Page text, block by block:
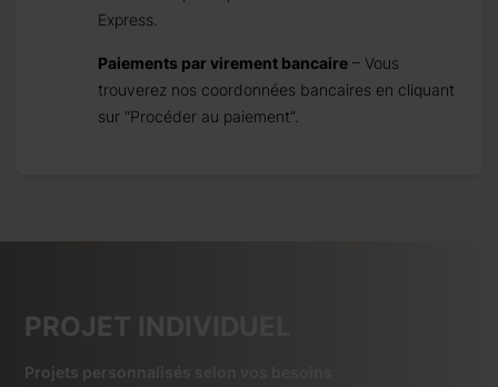
Express.
Paiements par virement bancaire – Vous
trouverez nos coordonnées bancaires en cliquant
sur “Procéder au paiement”.
PROJET INDIVIDUEL
Projets personnalisés selon vos besoins